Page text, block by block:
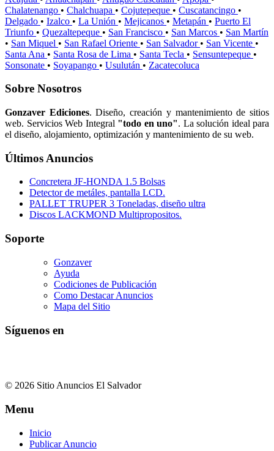
Chalatenango • Chalchuapa • Cojutepeque • Cuscatancingo •
Delgado • Izalco • La Unión • Mejicanos • Metapán • Puerto El
Triunfo • Quezaltepeque • San Francisco • San Marcos • San Martín
• San Miquel • San Rafael Oriente • San Salvador • San Vicente •
Santa Ana • Santa Rosa de Lima • Santa Tecla • Sensuntepeque •
Sonsonate • Soyapango • Usulután • Zacatecoluca
Sobre Nosotros
Gonzaver Ediciones. Diseño, creación y mantenimiento de sitios
web. Servicios Web Integral "todo en uno". La solución ideal para
el diseño, alojamiento, optimización y mantenimiento de su web.
Últimos Anuncios
Concretera JF-HONDA 1.5 Bolsas
Detector de metáles, pantalla LCD.
PALLET TRUPER 3 Toneladas, diseño ultra
Discos LACKMOND Multipropositos.
Soporte
Gonzaver
Ayuda
Codiciones de Publicación
Como Destacar Anuncios
Mapa del Sitio
Síguenos en
© 2026 Sitio Anuncios El Salvador
Menu
Inicio
Publicar Anuncio